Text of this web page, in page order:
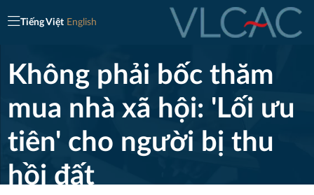
Tiếng Việt English
Không phải bốc thăm
mua nhà xã hội: 'Lối ưu
tiên' cho người bị thu
hồi đất